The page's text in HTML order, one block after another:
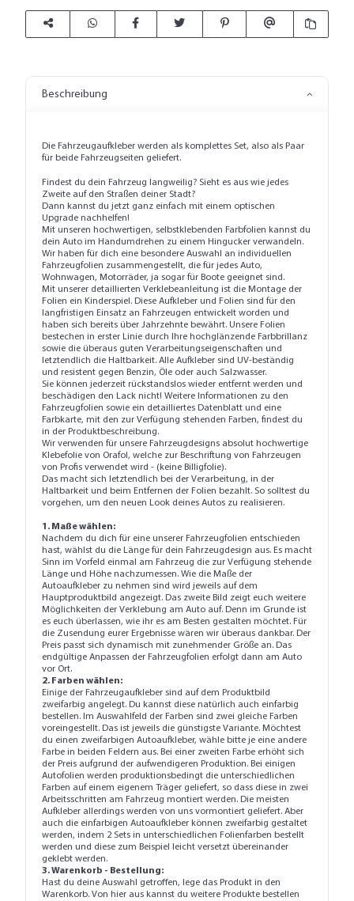
Beschreibung
Die Fahrzeugaufkleber werden als komplettes Set, also als Paar
für beide Fahrzeugseiten geliefert.
Findest du dein Fahrzeug langweilig? Sieht es aus wie jedes
Zweite auf den Straßen deiner Stadt?
Dann kannst du jetzt ganz einfach mit einem optischen
Upgrade nachhelfen!
Mit unseren hochwertigen, selbstklebenden Farbfolien kannst du
dein Auto im Handumdrehen zu einem Hingucker verwandeln.
Wir haben für dich eine besondere Auswahl an individuellen
Fahrzeugfolien zusammengestellt, die für jedes Auto,
Wohnwagen, Motorräder, ja sogar für Boote geeignet sind.
Mit unserer detaillierten Verklebeanleitung ist die Montage der
Folien ein Kinderspiel. Diese Aufkleber und Folien sind für den
langfristigen Einsatz an Fahrzeugen entwickelt worden und
haben sich bereits über Jahrzehnte bewährt. Unsere Folien
bestechen in erster Linie durch Ihre hochglänzende Farbbrillanz
sowie die überaus guten Verarbeitungseigenschaften und
letztendlich die Haltbarkeit. Alle Aufkleber sind UV-beständig
und resistent gegen Benzin, Öle oder auch Salzwasser.
Sie können jederzeit rückstandslos wieder entfernt werden und
beschädigen den Lack nicht! Weitere Informationen zu den
Fahrzeugfolien sowie ein detailliertes Datenblatt und eine
Farbkarte, mit den zur Verfügung stehenden Farben, findest du
in der Produktbeschreibung.
Wir verwenden für unsere Fahrzeugdesigns absolut hochwertige
Klebefolie von Orafol, welche zur Beschriftung von Fahrzeugen
von Profis verwendet wird - (keine Billigfolie).
Das macht sich letztendlich bei der Verarbeitung, in der
Haltbarkeit und beim Entfernen der Folien bezahlt. So solltest du
vorgehen, um den neuen Look deines Autos zu realisieren.
1. Maße wählen:
Nachdem du dich für eine unserer Fahrzeugfolien entschieden
hast, wählst du die Länge für dein Fahrzeugdesign aus. Es macht
Sinn im Vorfeld einmal am Fahrzeug die zur Verfügung stehende
Länge und Höhe nachzumessen. Wie die Maße der
Autoaufkleber zu nehmen sind wird jeweils auf dem
Hauptproduktbild angezeigt. Das zweite Bild zeigt euch weitere
Möglichkeiten der Verklebung am Auto auf. Denn im Grunde ist
es euch überlassen, wie ihr es am Besten gestalten möchtet. Für
die Zusendung eurer Ergebnisse wären wir überaus dankbar. Der
Preis passt sich dynamisch mit zunehmender Größe an. Das
endgültige Anpassen der Fahrzeugfolien erfolgt dann am Auto
vor Ort.
2. Farben wählen:
Einige der Fahrzeugaufkleber sind auf dem Produktbild
zweifarbig angelegt. Du kannst diese natürlich auch einfarbig
bestellen. Im Auswahlfeld der Farben sind zwei gleiche Farben
voreingestellt. Das ist jeweils die günstigste Variante. Möchtest
du einen zweifarbigen Autoaufkleber, wähle bitte je eine andere
Farbe in beiden Feldern aus. Bei einer zweiten Farbe erhöht sich
der Preis aufgrund der aufwendigeren Produktion. Bei einigen
Autofolien werden produktionsbedingt die unterschiedlichen
Farben auf einem eigenem Träger geliefert, so dass diese in zwei
Arbeitsschritten am Fahrzeug montiert werden. Die meisten
Aufkleber allerdings werden von uns vormontiert geliefert. Aber
auch die einfarbigen Autoaufkleber können zweifarbig gestaltet
werden, indem 2 Sets in unterschiedlichen Folienfarben bestellt
werden und diese zum Beispiel leicht versetzt übereinander
geklebt werden.
3. Warenkorb - Bestellung:
Hast du deine Auswahl getroffen, lege das Produkt in den
Warenkorb. Von hier aus kannst du weitere Produkte bestellen